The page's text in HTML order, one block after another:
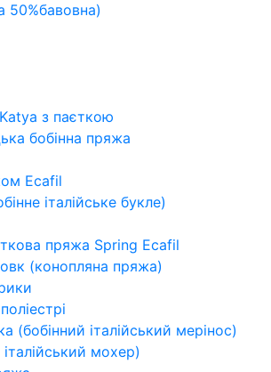
50%бавовна)
з паєткою
бобінна пряжа
Ecafil
італійське букле)
пряжа Spring Ecafil
(конопляна пряжа)
(бобінний італійський мерінос)
мохер)